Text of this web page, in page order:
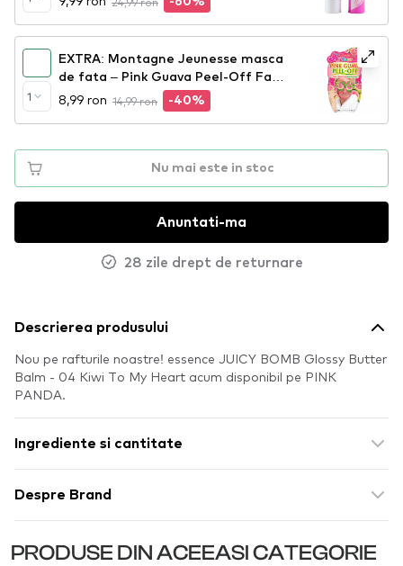
1
EXTRA: Montagne Jeunesse masca
de fata – Pink Guava Peel-Off Face
Mask
8,99 ron 14,99 ron -40%
Nu mai este in stoc
Anuntati-ma
28 zile drept de returnare
Descrierea produsului
Nou pe rafturile noastre! essence JUICY BOMB Glossy Butter
Balm - 04 Kiwi To My Heart acum disponibil pe PINK
PANDA.
Ingrediente si cantitate
Despre Brand
PRODUSE DIN ACEEASI CATEGORIE